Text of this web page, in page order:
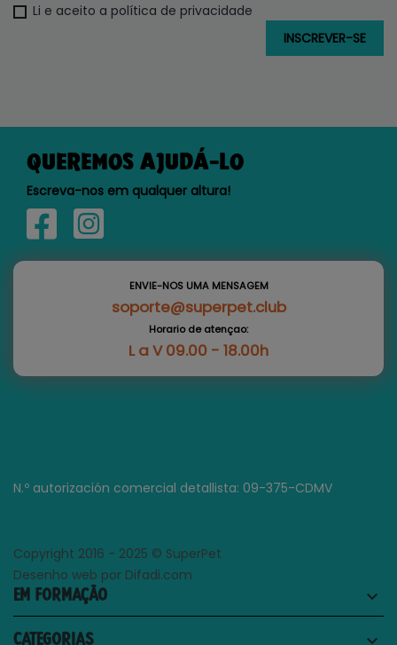
Li e aceito a política de privacidade
QUEREMOS AJUDÁ-LO
Escreva-nos em qualquer altura!
ENVIE-NOS UMA MENSAGEM
soporte@superpet.club
Horario de atençao:
L a V 09.00 - 18.00h
N.º autorización comercial detallista: 09-375-CDMV
Copyright 2016 - 2025 © SuperPet
Desenho web por Difadi.com
EM FORMAÇÃO keyboard_arrow_down
CATEGORIAS